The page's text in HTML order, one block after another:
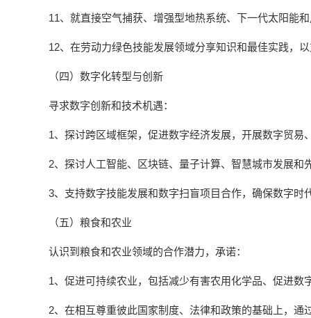
11、就直接空气捕获、增强型地热系统、下一代太阳能
12、在劳动力绿色技能发展领域分享知识和最佳实践，
（四）数字化转型与创新
寻求数字创新和技术机遇：
1、探讨跨区域框架，促进数字经济发展，开展数字贸
2、探讨人工智能、区块链、量子计算、智慧城市发展和
3、支持数字技能发展和数字扫盲项目合作，确保数字
（五）粮食和农业
认识到粮食和农业领域的合作潜力，承诺：
1、促进可持续农业，包括减少有害农用化学品、促进
2、在相互尊重彼此国家制度、法律和政策的基础上，